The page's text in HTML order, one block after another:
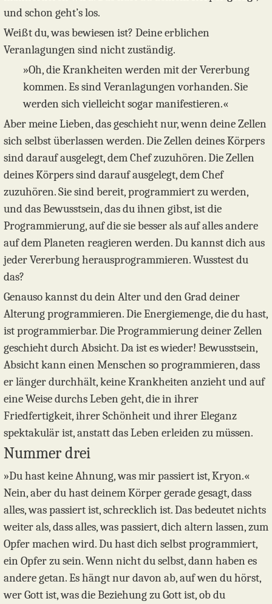
und schon geht’s los.
Weißt du, was bewiesen ist? Deine erblichen
Veranlagungen sind nicht zuständig.
»Oh, die Krankheiten werden mit der Vererbung
kommen. Es sind Veranlagungen vorhanden. Sie
werden sich vielleicht sogar manifestieren.«
Aber meine Lieben, das geschieht nur, wenn deine Zellen
sich selbst überlassen werden. Die Zellen deines Körpers
sind darauf ausgelegt, dem Chef zuzuhören. Die Zellen
deines Körpers sind darauf ausgelegt, dem Chef
zuzuhören. Sie sind bereit, programmiert zu werden,
und das Bewusstsein, das du ihnen gibst, ist die
Programmierung, auf die sie besser als auf alles andere
auf dem Planeten reagieren werden. Du kannst dich aus
jeder Vererbung herausprogrammieren. Wusstest du
das?
Genauso kannst du dein Alter und den Grad deiner
Alterung programmieren. Die Energiemenge, die du hast,
ist programmierbar. Die Programmierung deiner Zellen
geschieht durch Absicht. Da ist es wieder! Bewusstsein,
Absicht kann einen Menschen so programmieren, dass
er länger durchhält, keine Krankheiten anzieht und auf
eine Weise durchs Leben geht, die in ihrer
Friedfertigkeit, ihrer Schönheit und ihrer Eleganz
spektakulär ist, anstatt das Leben erleiden zu müssen.
Nummer drei
»Du hast keine Ahnung, was mir passiert ist, Kryon.«
Nein, aber du hast deinem Körper gerade gesagt, dass
alles, was passiert ist, schrecklich ist. Das bedeutet nichts
weiter als, dass alles, was passiert, dich altern lassen, zum
Opfer machen wird. Du hast dich selbst programmiert,
ein Opfer zu sein. Wenn nicht du selbst, dann haben es
andere getan. Es hängt nur davon ab, auf wen du hörst,
wer Gott ist, was die Beziehung zu Gott ist, ob du